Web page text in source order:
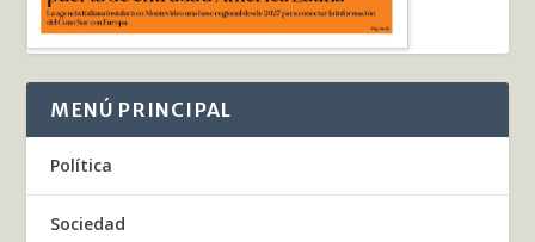
MENÚ PRINCIPAL
Política
Sociedad